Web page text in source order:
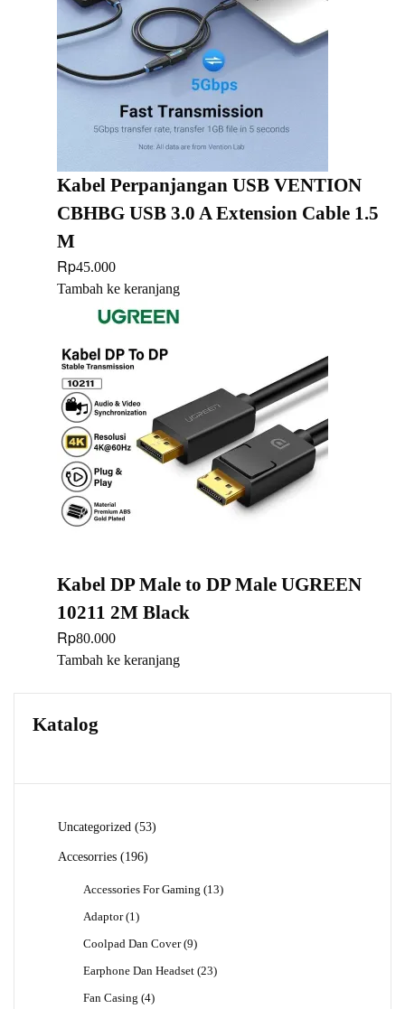
Kabel Perpanjangan USB VENTION
CBHBG USB 3.0 A Extension Cable 1.5
M
Rp45.000
Tambah ke keranjang
Kabel DP Male to DP Male UGREEN
10211 2M Black
Rp80.000
Tambah ke keranjang
Katalog
Uncategorized 5353
Accesorries
196196
Accessories For Gaming 1313
Adaptor 1 1
Coolpad Dan Cover 99
Earphone Dan Headset 2323
Fan Casing 44